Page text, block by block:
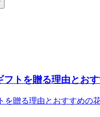
フトを贈る理由とお
を贈る理由とおすすめ